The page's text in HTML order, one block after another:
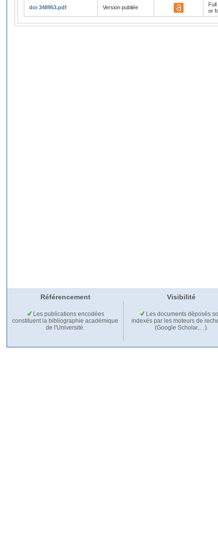
doi 348953.pdf Version publiée
or
Référencement Visibilité
Les publications encodées
constituent la bibliographie académique
de l'Université.
Les documents déposés
indexés par les moteurs de
(Google Scholar,…).